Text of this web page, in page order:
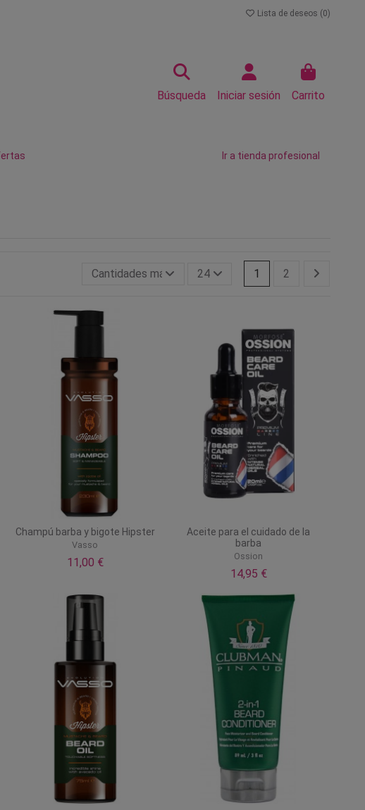
Lista de deseos (0)
Búsqueda Iniciar sesión Carrito
Ir a tienda profesional
Cantidades más grandes primero
24 1 2
Champú barba y bigote Hipster
Vasso
11,00 €
Aceite para el cuidado de la
barba
Ossion
14,95 €